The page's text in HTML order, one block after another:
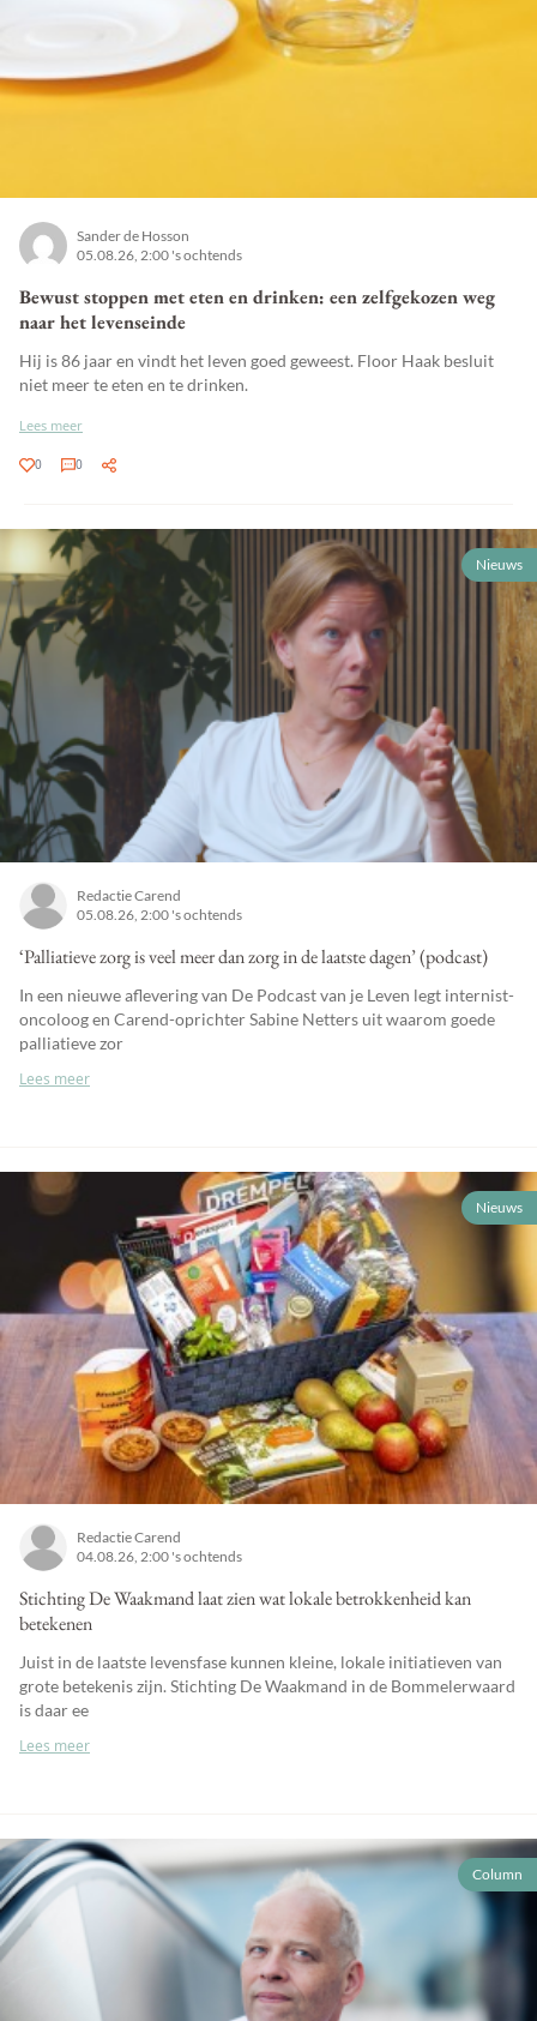
Sander de Hosson
05.08.26, 2:00 's ochtends
Bewust stoppen met eten en drinken: een zelfgekozen weg
naar het levenseinde
Hij is 86 jaar en vindt het leven goed geweest. Floor Haak besluit
niet meer te eten en te drinken.
Lees meer
0 0
Nieuws
Redactie Carend
05.08.26, 2:00 's ochtends
‘Palliatieve zorg is veel meer dan zorg in de laatste dagen’ (podcast)
In een nieuwe aflevering van De Podcast van je Leven legt internist-
oncoloog en Carend-oprichter Sabine Netters uit waarom goede
palliatieve zor
Lees meer
Nieuws
Redactie Carend
04.08.26, 2:00 's ochtends
Stichting De Waakmand laat zien wat lokale betrokkenheid kan
betekenen
Juist in de laatste levensfase kunnen kleine, lokale initiatieven van
grote betekenis zijn. Stichting De Waakmand in de Bommelerwaard
is daar ee
Lees meer
Column